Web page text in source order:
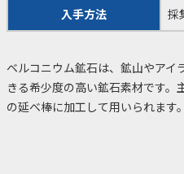
入手方法 採
ベルコニウム鉱石は、鉱山やアイ
きる希少度の高い鉱石素材です
の延べ棒に加工して用いられます。